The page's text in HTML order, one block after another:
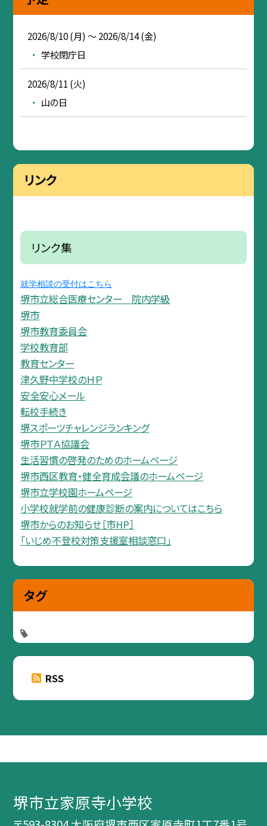
2026/8/10 (月) ～ 2026/8/14 (金)
学校閉庁日
2026/8/11 (火)
山の日
リンク
リンク集
就学相談の受付はこちら
堺市立総合医療センター 院内学級
堺市
堺市教育委員会
学校教育部
教育センター
津久野中学校のＨＰ
安全安心メール
転校手続き
堺スポーツチャレンジランキング
堺市ＰＴＡ協議会
生活習慣の啓発のためのホームページ
堺市西区教育・健全育成会議のホームページ
堺市立学校園ホームページ
小学校就学前の健康診断の案内についてはこちら
堺市からのお知らせ［市HP］
「いじめ不登校対策支援室相談窓口」
タグ
RSS
堺市立家原寺小学校